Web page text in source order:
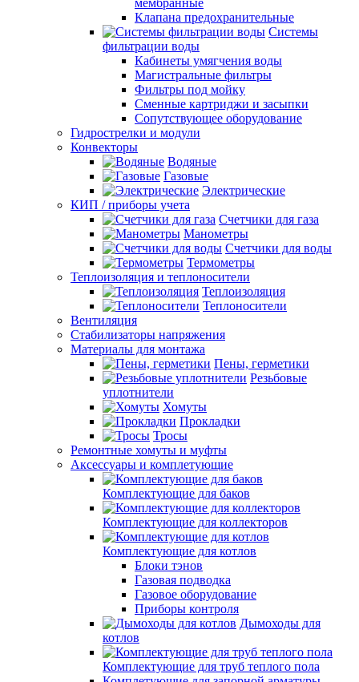
мембранные
Клапана предохранительные
Системы
фильтрации воды
Кабинеты умягчения воды
Магистральные фильтры
Фильтры под мойку
Сменные картриджи и засыпки
Сопутствующее оборудование
Гидрострелки и модули
Конвекторы
Водяные
Газовые
Электрические
КИП / приборы учета
Счетчики для газа
Манометры
Счетчики для воды
Термометры
Теплоизоляция и теплоносители
Теплоизоляция
Теплоносители
Вентиляция
Стабилизаторы напряжения
Материалы для монтажа
Пены, герметики
Резьбовые
уплотнители
Хомуты
Прокладки
Тросы
Ремонтные хомуты и муфты
Аксессуары и комплетующие
Комплектующие для баков
Комплектующие для коллекторов
Комплектующие для котлов
Блоки тэнов
Газовая подводка
Газовое оборудование
Приборы контроля
Дымоходы для
котлов
Комплектующие для труб теплого пола